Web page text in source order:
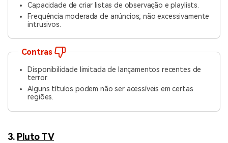
Capacidade de criar listas de observação e playlists.
Frequência moderada de anúncios; não excessivamente
intrusivos.
Contras
Disponibilidade limitada de lançamentos recentes de
terror.
Alguns títulos podem não ser acessíveis em certas
regiões.
3. Pluto TV